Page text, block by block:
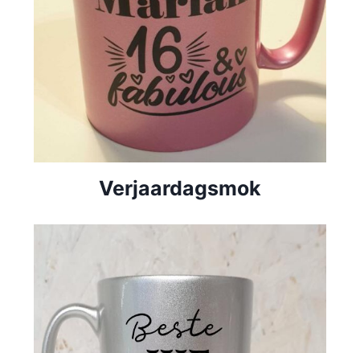
Verjaardagsmok